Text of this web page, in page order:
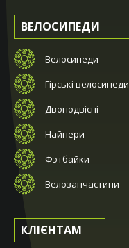
ВЕЛОСИПЕДИ
Велосипеди
Гірські велосипеди
Двоподвісні
Найнери
Фэтбайки
Велозапчастини
КЛІЄНТАМ